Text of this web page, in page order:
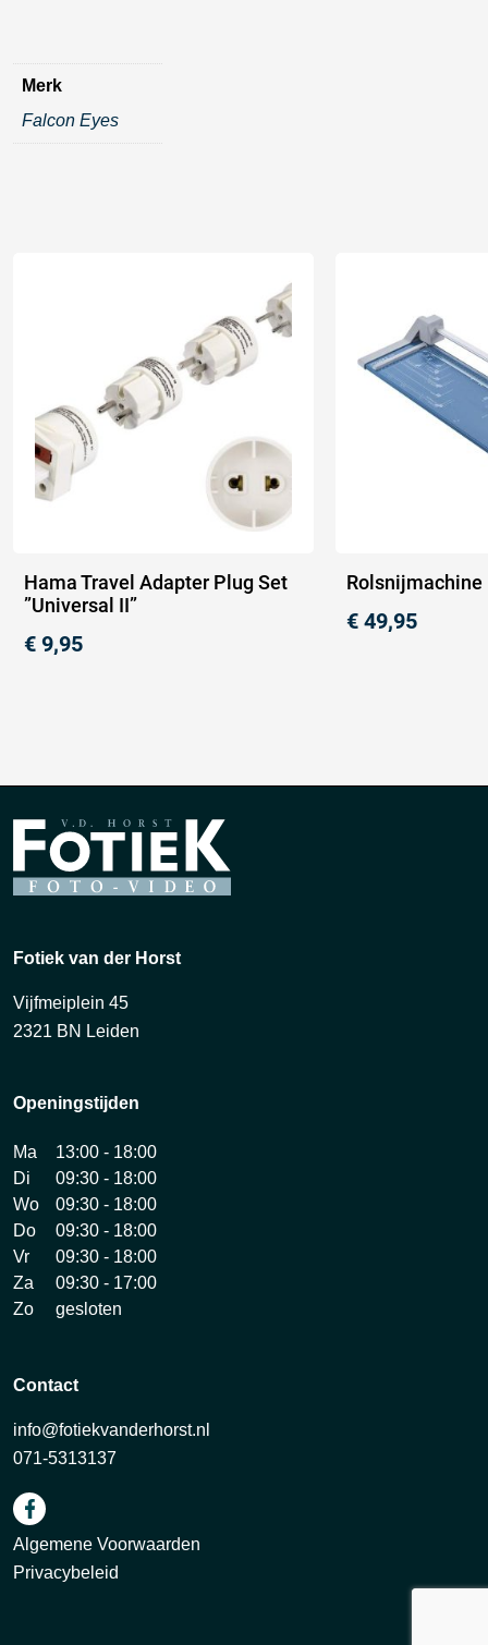
Merk
Falcon Eyes
Hama Travel Adapter Plug Set
”Universal II”
€ 9,95
Rolsnijmachine
€ 49,95
Fotiek van der Horst
Vijfmeiplein 45
2321 BN Leiden
Openingstijden
Ma
13:00 - 18:00
Di
09:30 - 18:00
Wo
09:30 - 18:00
Do
09:30 - 18:00
Vr
09:30 - 18:00
Za
09:30 - 17:00
Zo
gesloten
Contact
info@fotiekvanderhorst.nl
071-5313137
Algemene Voorwaarden
Privacybeleid